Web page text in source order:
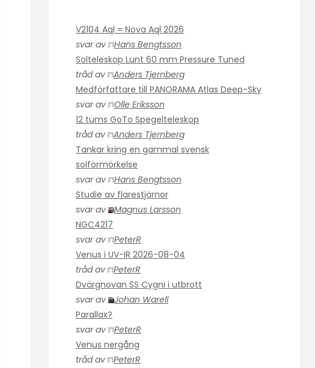
V2104 Aql = Nova Aql 2026
svar av
Hans Bengtsson
Solteleskop Lunt 60 mm Pressure Tuned
tråd av
Anders Tjernberg
Medförfattare till PANORAMA Atlas Deep-Sky
svar av
Olle Eriksson
12 tums GoTo Spegelteleskop
tråd av
Anders Tjernberg
Tankar kring en gammal svensk
solförmörkelse
svar av
Hans Bengtsson
Studie av flarestjärnor
svar av
Magnus Larsson
NGC4217
svar av
PeterR
Venus i UV-IR 2026-08-04
tråd av
PeterR
Dvärgnovan SS Cygni i utbrott
svar av
Johan Warell
Parallax?
svar av
PeterR
Venus nergång
tråd av
PeterR